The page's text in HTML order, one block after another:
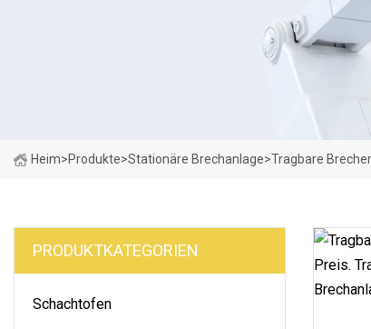
Heim>Produkte>Stationäre Brechanlage>Tragbare
PRODUKTKATEGORIEN
Schachtofen